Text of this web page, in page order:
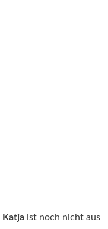
Katja ist noch nicht aus